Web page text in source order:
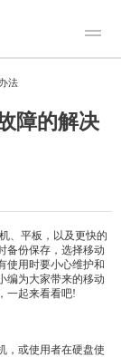
法
障的解决
、平板，以及更快的
备份保存，选择移动
使用时要小心维护和
编为大家带来的移动
一起来看看吧!
，或使用者在硬盘使